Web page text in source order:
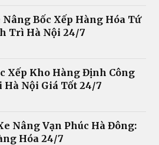
Nâng Bốc Xếp Hàng Hóa Tứ
Trì Hà Nội 24/7
Xếp Kho Hàng Định Công
Hà Nội Giá Tốt 24/7
Nâng Vạn Phúc Hà Đông:
Hóa 24/7